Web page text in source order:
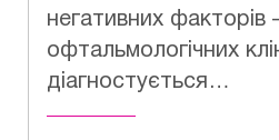
негативних факторів
офтальмологічних
діагностується…